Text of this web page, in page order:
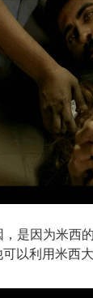
是因为米西
以利用米西大